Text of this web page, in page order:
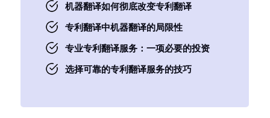
机器翻译如何彻底改变专利翻译
专利翻译中机器翻译的局限性
专业专利翻译服务：一项必要的投资
选择可靠的专利翻译服务的技巧